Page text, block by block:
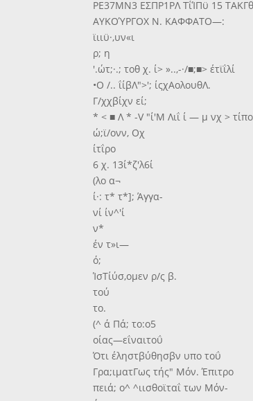
ΡΕ37ΜΝ3 ΕΣΠΡ1ΡΛ ΤΐΊΠϋ 15
ΑΥΚΟΎΡΓΟΧ Ν. ΚΑΦΦΑΤΟ—:
ϊιιϋ·,υν«ι
ρ; η
'.ώτ;·.; τοθ χ. ί> »..,-·/■;■> έτϊΐλί
•Ο /.. ΐίβΛ">'; ίςχΑολουθΛ.
Γ/χχβίχν εί;
* < ■ Λ * -V "ί'Μ Λιΐ ί — μ νχ >
ώ;ϊ/ονν, Οχ
ίτΐρο
6 χ. 13ί*ζ'λ6ί
(λο α¬
ί·: τ* τ*]; Άγγα-
νί ίν^'ί
ν*
έν τ»ι—
ό;
ΊσΤίύσ,ομεν ρ/ς β.
τού
το.
(^ ά Πά; το:ο5
οίας—εΐναιτοΰ
Ότι έληστβύθησβν υπο τοΰ
Γρα;ιματΓως τής" Μόν. Έπιτρο
πειά; ο^ ^ιισθοϊταΐ των Μόν-